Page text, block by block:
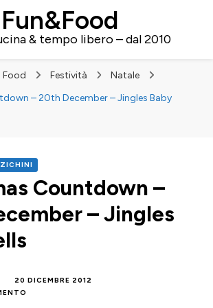
Fun&Food
& tempo libero – dal 2010
Food Festività
Natale
– 20th December – Jingles Baby
Countdown –
– Jingles
20 DICEMBRE 2012